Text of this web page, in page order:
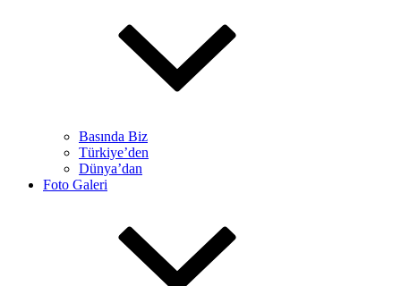
Basında Biz
Türkiye’den
Dünya’dan
Foto Galeri